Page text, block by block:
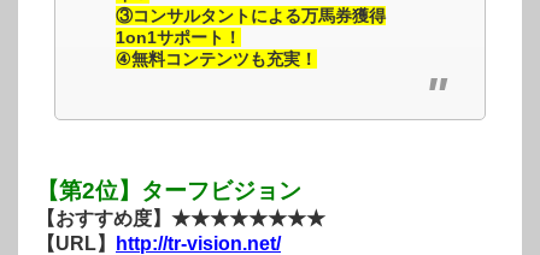
③コンサルタントによる万馬券獲得
1on1サポート！
④無料コンテンツも充実！
【第2位】ターフビジョン
【おすすめ度】★★★★★★★★
【URL】
http://tr-vision.net/